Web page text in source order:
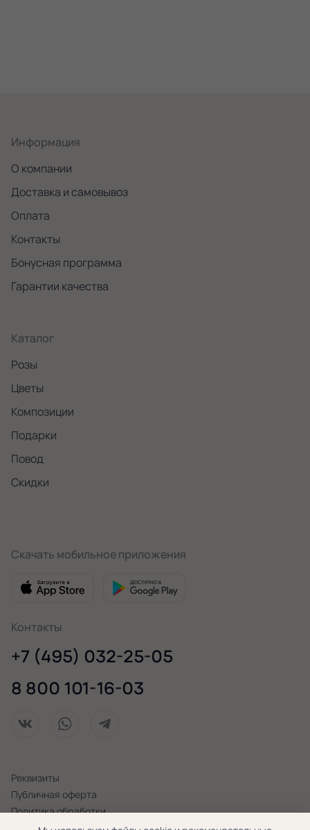
Политика обработки
персональных данных
Публичная оферта
Реквизиты
Информация
О компании
Доставка и самовывоз
Оплата
Контакты
Бонусная программа
Гарантии качества
Каталог
Розы
Цветы
Композиции
Подарки
Повод
Скидки
Скачать мобильное приложения
Контакты
+7 (495) 032-25-05
8 800 101-16-03